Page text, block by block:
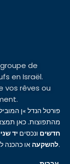
de
en Israël.
vos rêves ou
פורטל הנדל »ן
מהתפוצות. כאן
חדשים ונכסים יד
להשקעה או כהכנה ל .